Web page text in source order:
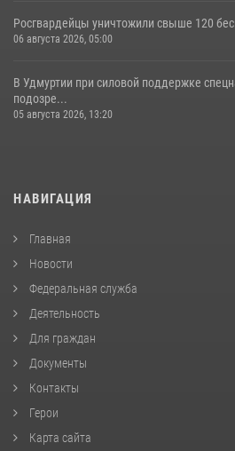
Росгвардейцы уничтожили свыше 120
06 августа 2026, 05:00
В Удмуртии при силовой поддержке
подозре...
05 августа 2026, 13:20
НАВИГАЦИЯ
Главная
Новости
Федеральная служба
Деятельность
Для граждан
Документы
Контакты
Герои
Карта сайта